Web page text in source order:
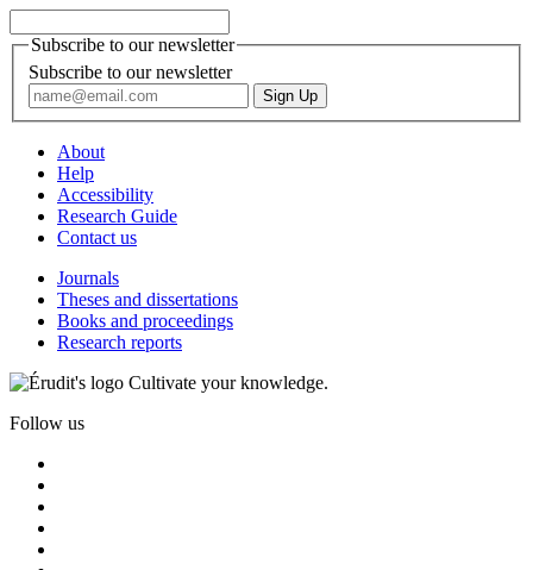
Subscribe to our newsletter
Subscribe to our newsletter
About
Help
Accessibility
Research Guide
Contact us
Journals
Theses and dissertations
Books and proceedings
Research reports
Cultivate your knowledge.
Follow us